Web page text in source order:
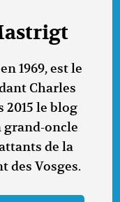
1969, est le
Charles
le blog
grand-oncle
de la
des Vosges.